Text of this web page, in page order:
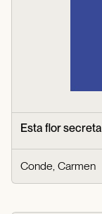
Esta flor secreta
Conde, Carmen